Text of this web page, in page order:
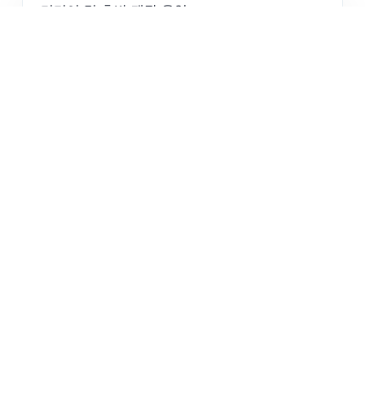
미디어 및 후반 제작 운영